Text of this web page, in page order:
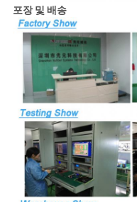
포장 및 배송